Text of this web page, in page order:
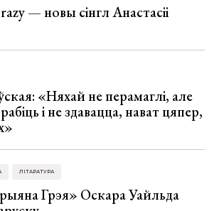
— новы сінгл Анастасіі
«Няхай не перамаглі, але
і не здавацца, нават цяпер,
ЛІТАРАТУРА
Грэя» Оскара Уайльда